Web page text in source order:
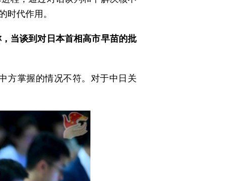
时代作用。
当谈到对日本首相高市早苗的批
方掌握的情况不符。对于中日关